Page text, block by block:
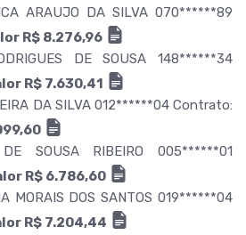
ARAUJO DA SILVA 070******89
R$ 8.276,96
DE SOUSA 148******34
R$ 7.630,41
DA SILVA 012******04 Contrato:
SOUSA RIBEIRO 005******01
R$ 6.786,60
MORAIS DOS SANTOS 019******04
R$ 7.204,44